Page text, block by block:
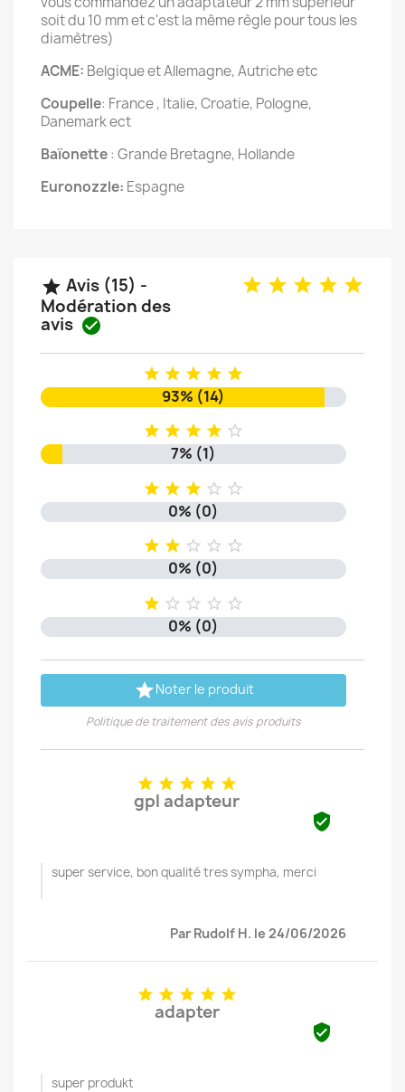
soit du 10 mm et c'est la même règle pour tous les
diamètres)
ACME: Belgique et Allemagne, Autriche etc
Coupelle: France , Italie, Croatie, Pologne,
Danemark ect
Baïonette: Grande Bretagne, Hollande
Euronozzle: Espagne
 Avis (15) -
Modération des
avis 
    
93% (14)
    
7% (1)
    
0% (0)
    
0% (0)
    
0% (0)
Noter le produit
Politique de traitement des avis produits
    
gpl adapteur

super service, bon qualité tres sympha, merci
Par Rudolf H. le 24/06/2026
    
adapter

super produkt